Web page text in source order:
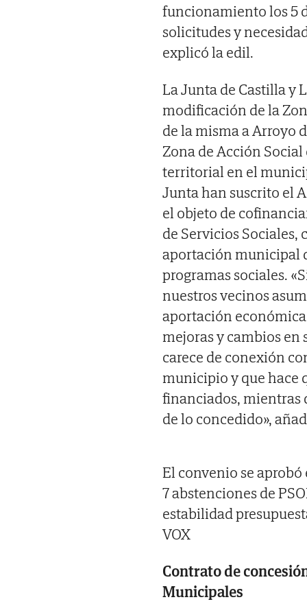
funcionamiento los 5
solicitudes y
explicó la edil.
La Junta de Castilla y
modificación de la
de la misma a Arroyo
Zona de Acción
territorial en el
Junta han suscrito el
el objeto de
de Servicios
aportación municipal
programas sociales.
nuestros vecinos
aportación
mejoras y cambios
carece de conexión
municipio y que hace
financiados, mientras
de lo concedido»,
El convenio se aprobó
7 abstenciones de
estabilidad
VOX
Contrato de
Municipales